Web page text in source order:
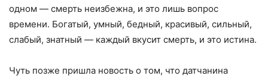
одном — смерть неизбежна, и это лишь вопрос
времени. Богатый, умный, бедный, красивый, сильный,
слабый, знатный — каждый вкусит смерть, и это истина.
Чуть позже пришла новость о том, что датчанина